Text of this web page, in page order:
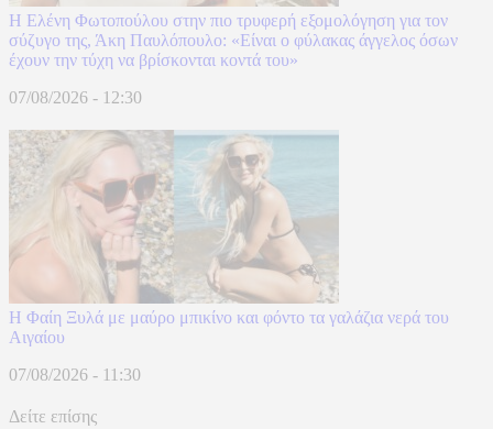
Η Ελένη Φωτοπούλου στην πιο τρυφερή εξομολόγηση για τον
σύζυγο της, Άκη Παυλόπουλο: «Είναι ο φύλακας άγγελος όσων
έχουν την τύχη να βρίσκονται κοντά του»
07/08/2026 - 12:30
Η Φαίη Ξυλά με μαύρο μπικίνο και φόντο τα γαλάζια νερά του
Αιγαίου
07/08/2026 - 11:30
Δείτε επίσης